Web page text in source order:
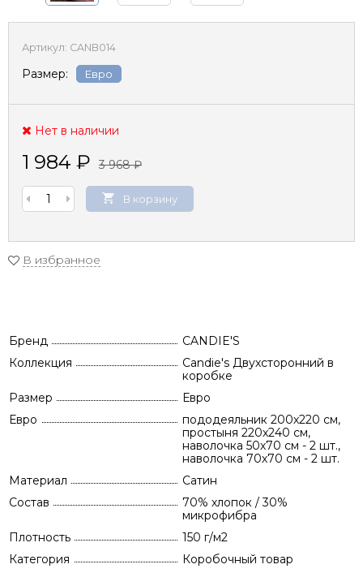
Артикул: CANB014
Размер: Евро
Нет в наличии
1 984 ₽ 3 968₽
В корзину
В избранное
Бренд
CANDIE'S
Коллекция
Candie's Двухсторонний в
коробке
Размер
Евро
Евро
пододеяльник 200х220 см,
простыня 220х240 см,
наволочка 50х70 см - 2 шт.,
наволочка 70х70 см - 2 шт.
Материал
Сатин
Состав
70% хлопок / 30%
микрофибра
Плотность
150 г/м2
Категория
Коробочный товар